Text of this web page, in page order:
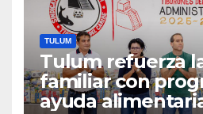
TULUM
Tulum refuerza
familiar con
ayuda